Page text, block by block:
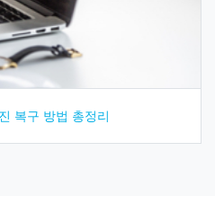
복구 방법 총정리